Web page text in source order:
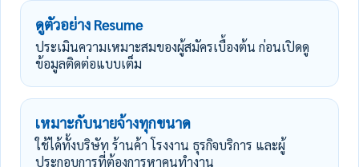
ดูตัวอย่าง Resume
ประเมินความเหมาะสมของผู้สมัครเบื้องต้น ก่อนเปิดดู
ข้อมูลติดต่อแบบเต็ม
เหมาะกับนายจ้างทุกขนาด
ใช้ได้ทั้งบริษัท ร้านค้า โรงงาน ธุรกิจบริการ และผู้
ประกอบการที่ต้องการหาคนทำงาน